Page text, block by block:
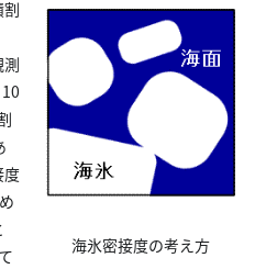
度
海氷密接度の考え方